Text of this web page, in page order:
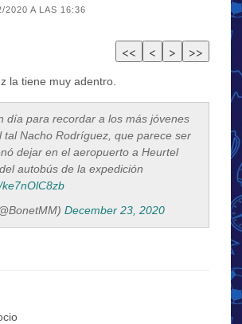
2020 A LAS 16:36
la tiene muy adentro.
día para recordar a los más jóvenes
tal Nacho Rodríguez, que parece ser
dejar en el aeropuerto a Heurtel
autobús de la expedición
December 23, 2020